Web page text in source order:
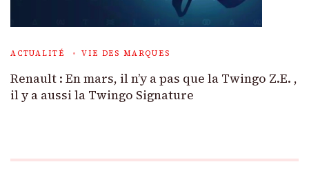
ACTUALITÉ VIE DES MARQUES
Renault : En mars, il n’y a pas que la Twingo Z.E. ,
il y a aussi la Twingo Signature